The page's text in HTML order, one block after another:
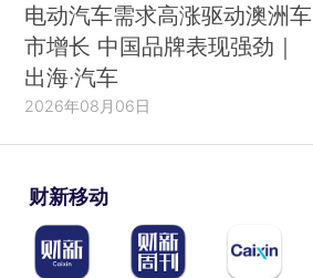
电动汽车需求高涨驱动澳洲车
市增长 中国品牌表现强劲｜
出海·汽车
2026年08月06日
财新移动